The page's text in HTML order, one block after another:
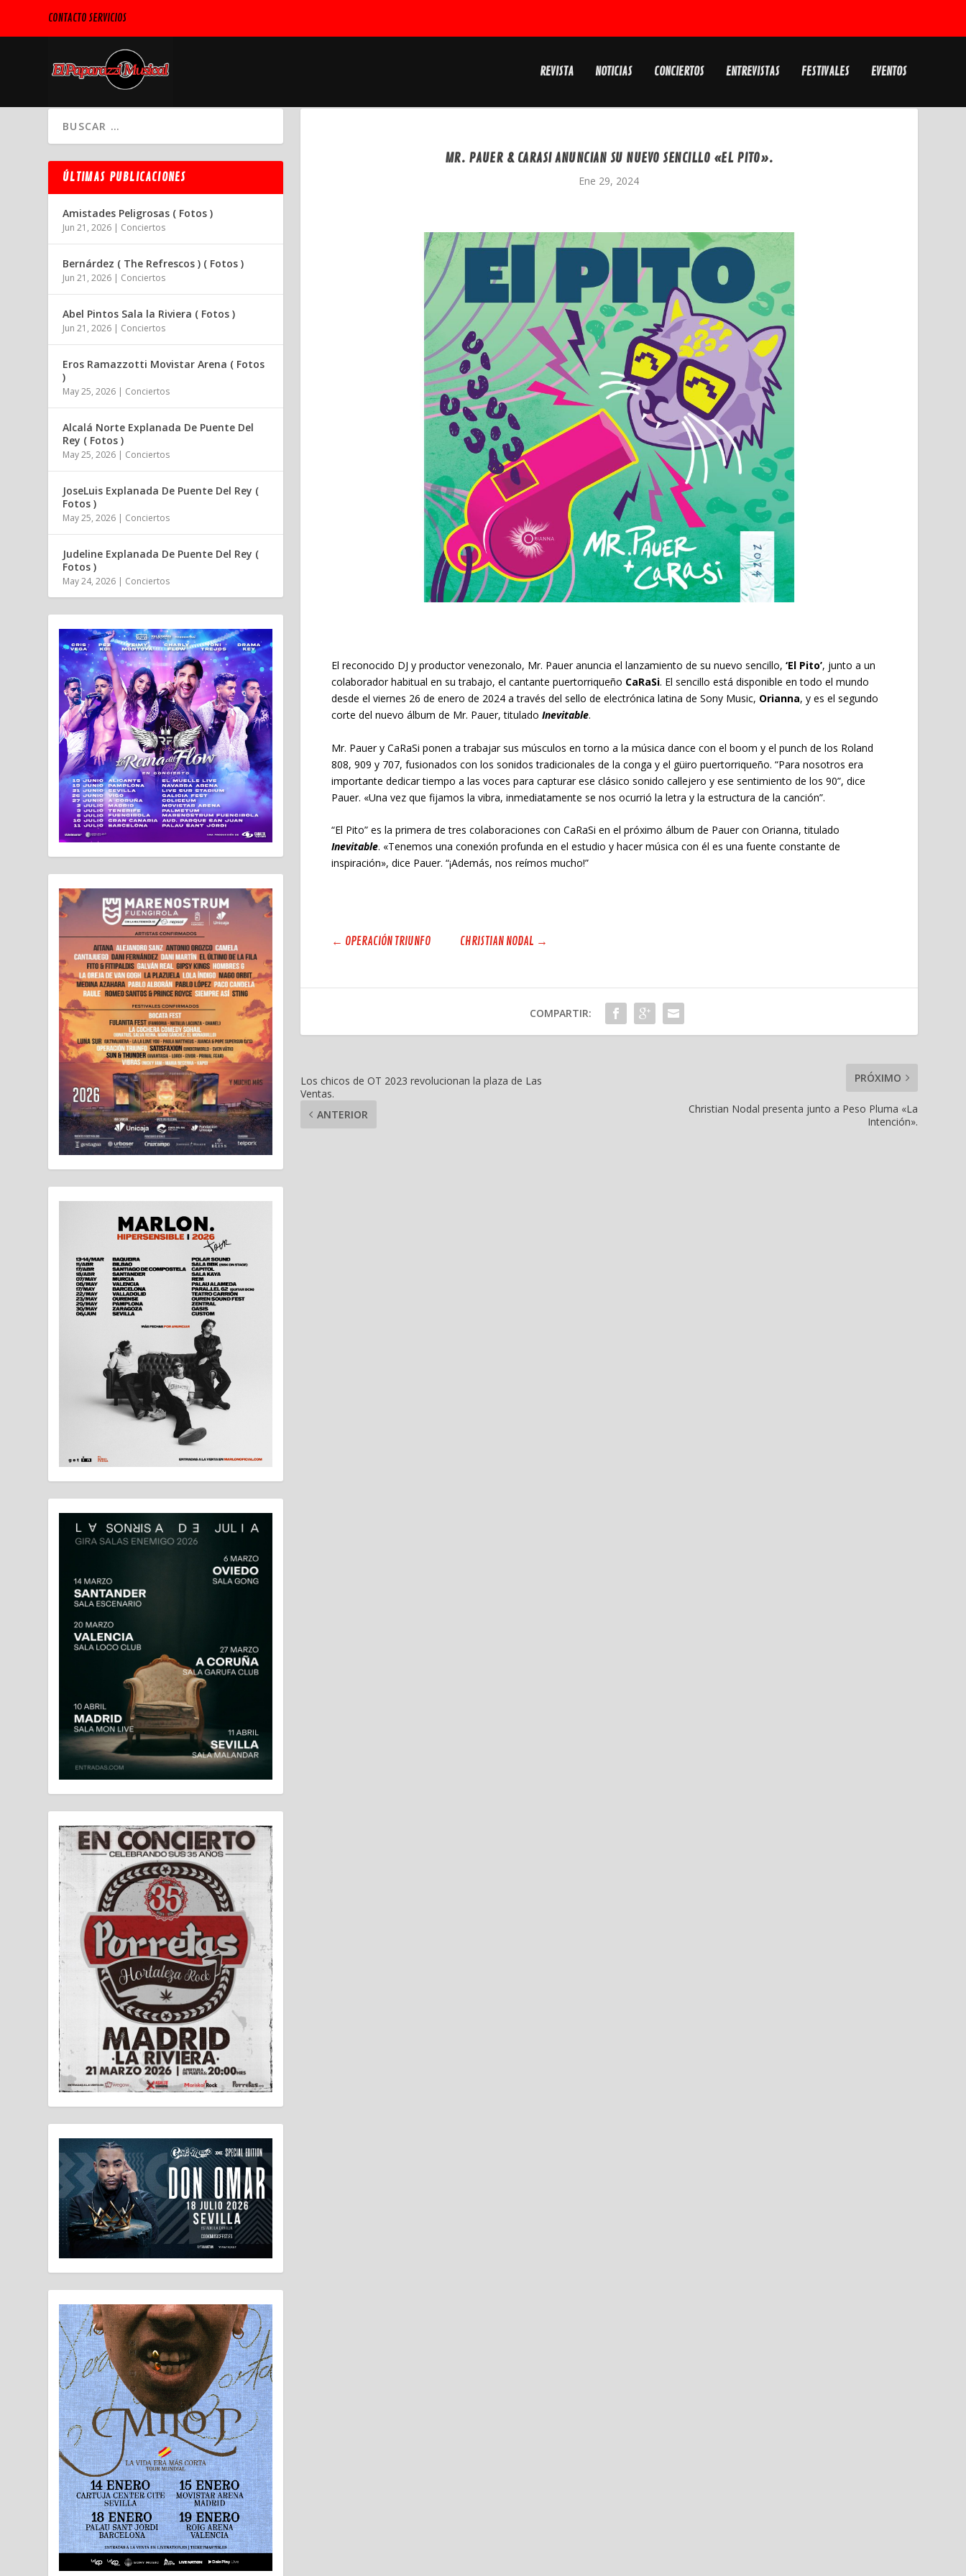
CONTACTO SERVICIOS
REVISTA NOTICIAS CONCIERTOS ENTREVISTAS FESTIVALES EVENTOS
MR. PAUER & CARASI ANUNCIAN SU NUEVO SENCILLO «EL PITO».
Ene 29, 2024
El reconocido DJ y productor venezonalo, Mr. Pauer anuncia el lanzamiento de su nuevo sencillo, ‘El Pito’, junto a un
colaborador habitual en su trabajo, el cantante puertorriqueño CaRaSi. El sencillo está disponible en todo el mundo
desde el viernes 26 de enero de 2024 a través del sello de electrónica latina de Sony Music, Orianna, y es el segundo
corte del nuevo álbum de Mr. Pauer, titulado Inevitable.
Mr. Pauer y CaRaSi ponen a trabajar sus músculos en torno a la música dance con el boom y el punch de los Roland
808, 909 y 707, fusionados con los sonidos tradicionales de la conga y el güiro puertorriqueño. “Para nosotros era
importante dedicar tiempo a las voces para capturar ese clásico sonido callejero y ese sentimiento de los 90”, dice
Pauer. «Una vez que fijamos la vibra, inmediatamente se nos ocurrió la letra y la estructura de la canción”.
“El Pito” es la primera de tres colaboraciones con CaRaSi en el próximo álbum de Pauer con Orianna, titulado
Inevitable. «Tenemos una conexión profunda en el estudio y hacer música con él es una fuente constante de
inspiración», dice Pauer. “¡Además, nos reímos mucho!”
← OPERACIÓN TRIUNFO CHRISTIAN NODAL →
COMPARTIR:
Los chicos de OT 2023 revolucionan la plaza de Las
Ventas.
ANTERIOR
PRÓXIMO
Christian Nodal presenta junto a Peso Pluma «La
Intención».
ÚLTIMAS PUBLICACIONES
Amistades Peligrosas ( Fotos )
Jun 21, 2026 | Conciertos
Bernárdez ( The Refrescos ) ( Fotos )
Jun 21, 2026 | Conciertos
Abel Pintos Sala la Riviera ( Fotos )
Jun 21, 2026 | Conciertos
Eros Ramazzotti Movistar Arena ( Fotos
)
May 25, 2026 | Conciertos
Alcalá Norte Explanada De Puente Del
Rey ( Fotos )
May 25, 2026 | Conciertos
JoseLuis Explanada De Puente Del Rey (
Fotos )
May 25, 2026 | Conciertos
Judeline Explanada De Puente Del Rey (
Fotos )
May 24, 2026 | Conciertos